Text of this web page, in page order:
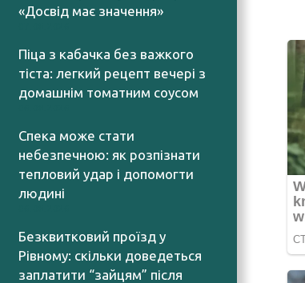
«Досвід має значення»
Піца з кабачка без важкого
тіста: легкий рецепт вечері з
домашнім томатним соусом
Спека може стати
небезпечною: як розпізнати
тепловий удар і допомогти
людині
Безквитковий проїзд у
Рівному: скільки доведеться
заплатити “зайцям” після